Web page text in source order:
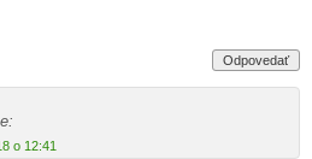
Odpovedať
o 12:41